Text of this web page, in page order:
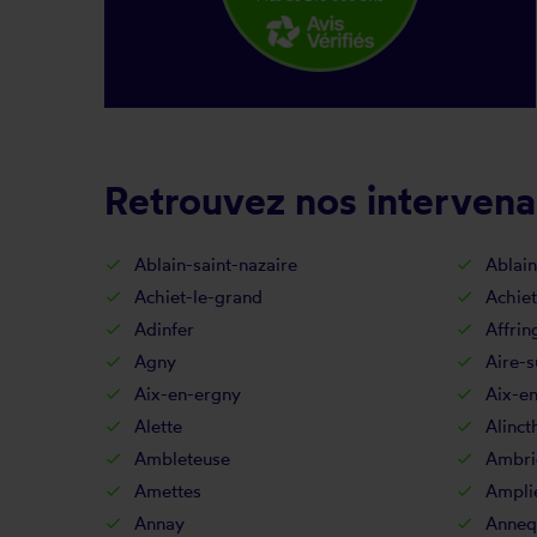
Retrouvez nos
Ablain-saint-nazaire
Achiet-le-grand
Adinfer
Agny
Aire-
Aix-en-ergny
Aix-
Alette
Ambleteuse
Amettes
Annay